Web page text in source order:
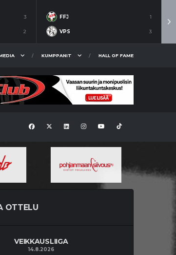
3
2
FFJ 1
VPS 3
KUMPPANIT HALL OF FAME
OTTELU
VEIKKAUSLIIGA
14.8.2026